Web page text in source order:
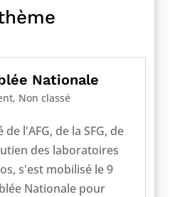
Nationale
, Non classé
l'AFG, de la SFG, de
des laboratoires
s'est mobilisé le 9
Nationale pour